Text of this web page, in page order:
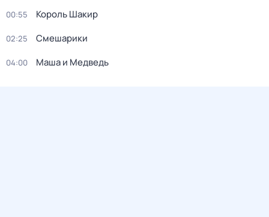
00:55 Король Шакир
02:25 Смешарики
04:00 Маша и Медведь